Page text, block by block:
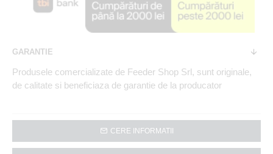
CERE INFORMATII
GARANTIE
Produsele comercializate de Feeder Shop Srl, sunt originale,
de calitate si beneficiaza de garantie de la producator